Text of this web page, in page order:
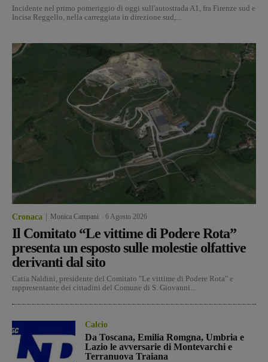
Incidente nel primo pomeriggio di oggi sull'autostrada A1, fra Firenze sud e
Incisa Reggello, nella carreggiata in direzione sud,...
Cronaca Monica Campani 6 Agosto 2026
Il Comitato “Le vittime di Podere Rota”
presenta un esposto sulle molestie olfattive
derivanti dal sito
Catia Naldini, presidente del Comitato "Le vittime di Podere Rota" e
rappresentante dei cittadini del Comune di S. Giovanni...
Calcio
Da Toscana, Emilia Romgna, Umbria e
Lazio le avversarie di Montevarchi e
Terranuova Traiana